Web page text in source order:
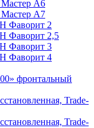
А6
А7
Фаворит 2
Фаворит 2,5
Фаворит 3
Фаворит 4
фронтальный
Trade-
Trade-